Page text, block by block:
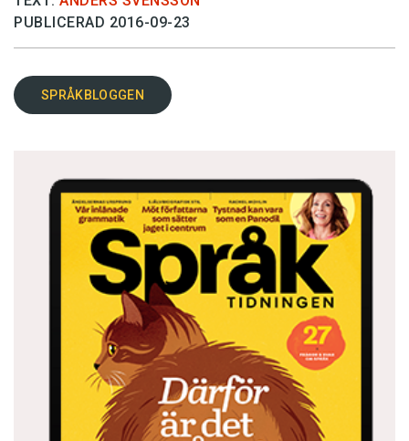
PUBLICERAD 2016-09-23
SPRÅKBLOGGEN